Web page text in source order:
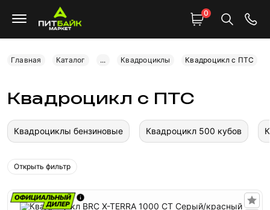
0
Главная Каталог ... Квадроциклы Квадроцикл с ПТС
Квадроцикл с ПТС
Квадроциклы бензиновые Квадроцикл 500 кубов
Открыть фильтр